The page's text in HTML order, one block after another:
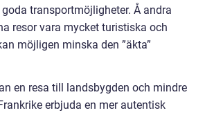
transportmöjligheter. Å andra
resor vara mycket turistiska och
möjligen minska den ”äkta”
en resa till landsbygden och mindre
erbjuda en mer autentisk